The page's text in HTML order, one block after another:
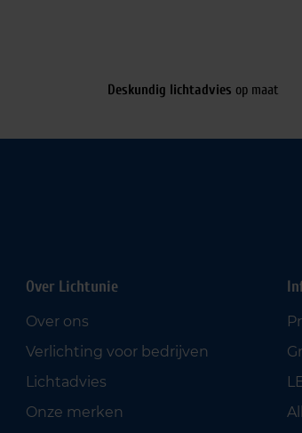
Deskundig lichtadvies op maat
Over Lichtunie
Over ons
Verlichting voor bedrijven
Lichtadvies
Onze merken